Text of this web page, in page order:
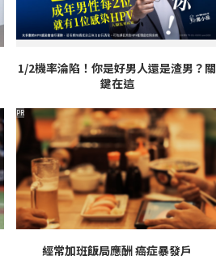
1/2機率淪陷！你是好男人還是渣男？關
鍵在這
經常加班飯局應酬 癌症暴發戶
PR